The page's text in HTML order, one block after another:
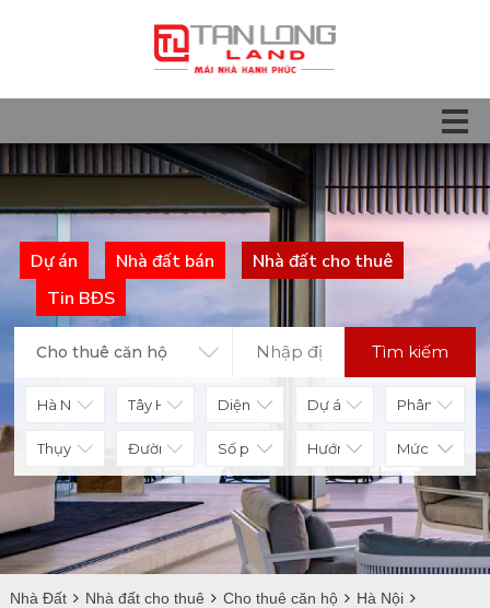
Dự án Nhà đất bán
Nhà đất cho thuê
Tin BĐS
Cho thuê căn hộ Tìm kiếm
Diện tích
Số phòng Hướng nhà Mức giá
Nhà Đất Nhà đất cho thuê Cho thuê căn hộ Hà Nội